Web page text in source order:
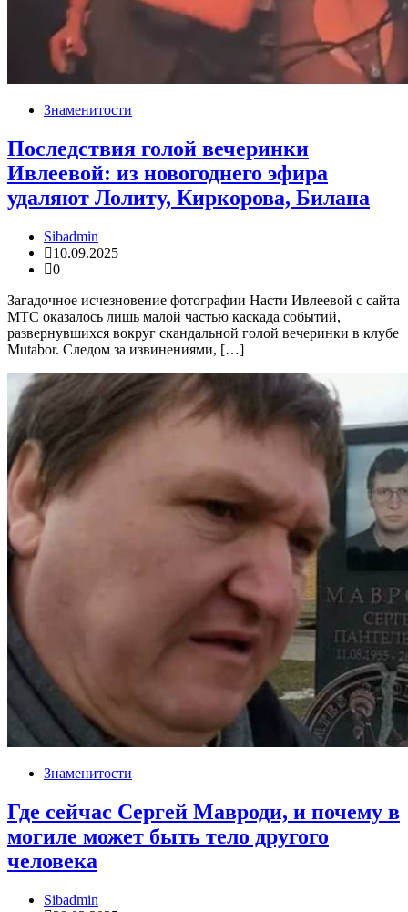
Знаменитости
Последствия голой вечеринки
Ивлеевой: из новогоднего эфира
удаляют Лолиту, Киркорова, Билана
Sibadmin
10.09.2025
0
Загадочное исчезновение фотографии Насти Ивлеевой с сайта
МТС оказалось лишь малой частью каскада событий,
развернувшихся вокруг скандальной голой вечеринки в клубе
Mutabor. Следом за извинениями, […]
Знаменитости
Где сейчас Сергей Мавроди, и почему в
могиле может быть тело другого
человека
Sibadmin